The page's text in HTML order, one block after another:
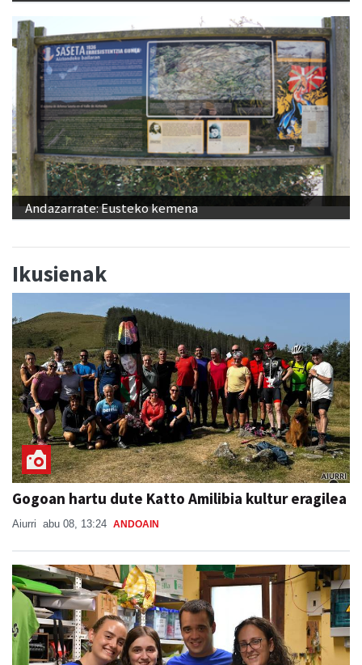
Andazarrate: Eusteko kemena
Ikusienak
Gogoan hartu dute Katto Amilibia kultur eragilea
Aiurri abu 08, 13:24 ANDOAIN